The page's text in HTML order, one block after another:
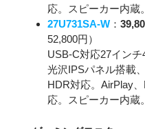
応。スピーカー内蔵。
27U731SA-W ：
52,800円）
USB-C対応27イン
光沢IPSパネル搭載
HDR対応。AirPlay
応。スピーカー内蔵。